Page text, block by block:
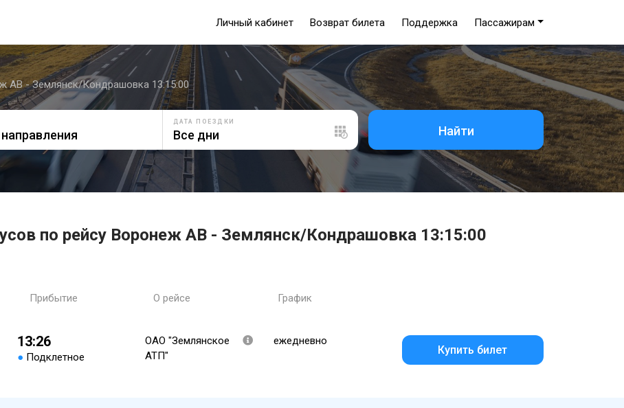
Личный кабинет Возврат билета Поддержка Пассажирам
АВ - Землянск/Кондрашовка 13:15:00
ДАТА ПОЕЗДКИ
Найти
по рейсу Воронеж АВ - Землянск/Кондрашовка 13:15:00
Прибытие О рейсе График
13:26
● Подклетное
ОАО "Землянское
АТП"
ежедневно
Купить билет